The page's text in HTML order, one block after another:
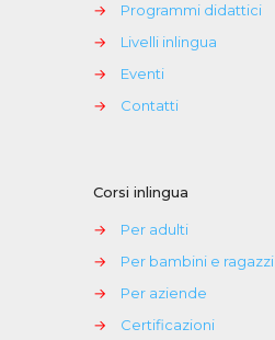
→
Programmi didattici
→
Livelli inlingua
→
Eventi
→
Contatti
Corsi inlingua
→
Per adulti
→
Per bambini e ragazzi
→
Per aziende
→
Certificazioni